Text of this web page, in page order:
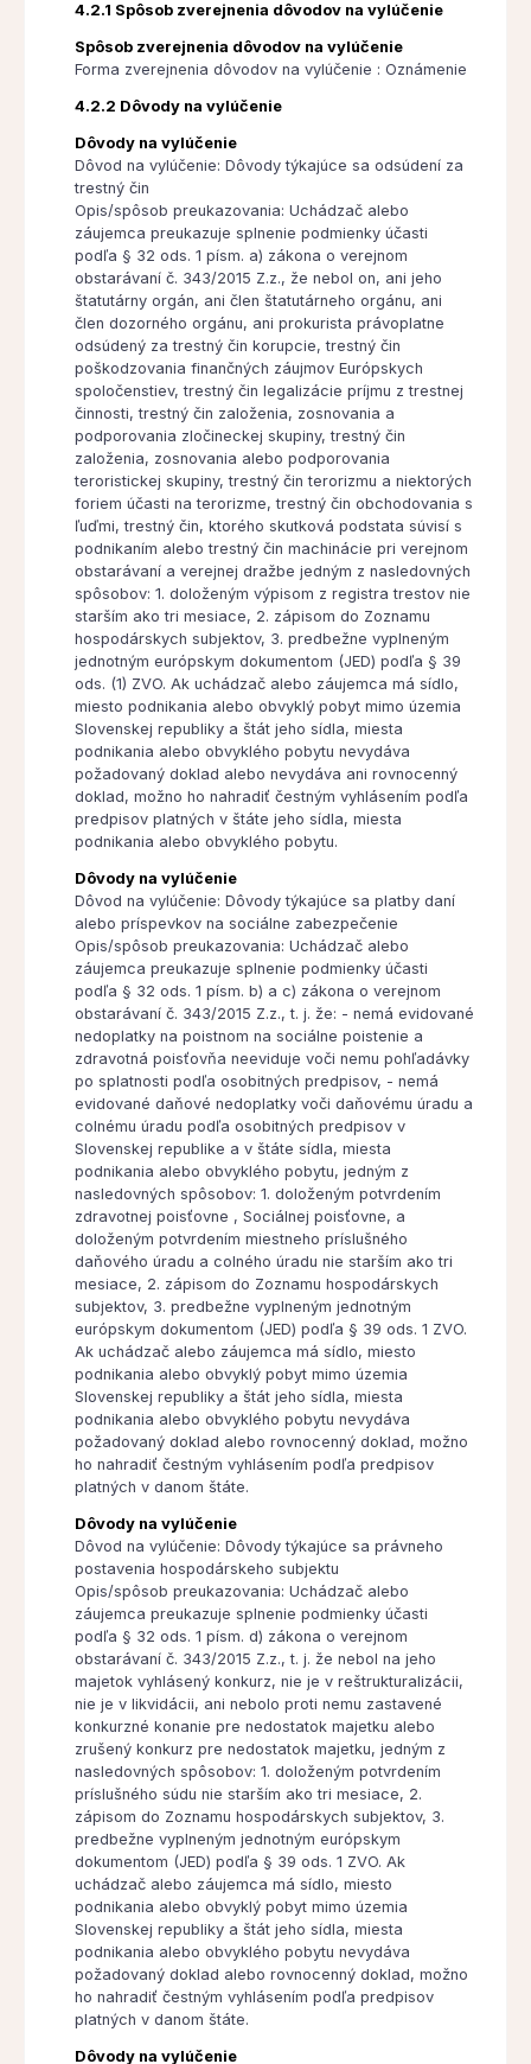
4.2.1 Spôsob zverejnenia dôvodov na vylúčenie
Spôsob zverejnenia dôvodov na vylúčenie
Forma zverejnenia dôvodov na vylúčenie : Oznámenie
4.2.2 Dôvody na vylúčenie
Dôvody na vylúčenie
Dôvod na vylúčenie: Dôvody týkajúce sa odsúdení za
trestný čin
Opis/spôsob preukazovania: Uchádzač alebo
záujemca preukazuje splnenie podmienky účasti
podľa § 32 ods. 1 písm. a) zákona o verejnom
obstarávaní č. 343/2015 Z.z., že nebol on, ani jeho
štatutárny orgán, ani člen štatutárneho orgánu, ani
člen dozorného orgánu, ani prokurista právoplatne
odsúdený za trestný čin korupcie, trestný čin
poškodzovania finančných záujmov Európskych
spoločenstiev, trestný čin legalizácie príjmu z trestnej
činnosti, trestný čin založenia, zosnovania a
podporovania zločineckej skupiny, trestný čin
založenia, zosnovania alebo podporovania
teroristickej skupiny, trestný čin terorizmu a niektorých
foriem účasti na terorizme, trestný čin obchodovania s
ľuďmi, trestný čin, ktorého skutková podstata súvisí s
podnikaním alebo trestný čin machinácie pri verejnom
obstarávaní a verejnej dražbe jedným z nasledovných
spôsobov: 1. doloženým výpisom z registra trestov nie
starším ako tri mesiace, 2. zápisom do Zoznamu
hospodárskych subjektov, 3. predbežne vyplneným
jednotným európskym dokumentom (JED) podľa § 39
ods. (1) ZVO. Ak uchádzač alebo záujemca má sídlo,
miesto podnikania alebo obvyklý pobyt mimo územia
Slovenskej republiky a štát jeho sídla, miesta
podnikania alebo obvyklého pobytu nevydáva
požadovaný doklad alebo nevydáva ani rovnocenný
doklad, možno ho nahradiť čestným vyhlásením podľa
predpisov platných v štáte jeho sídla, miesta
podnikania alebo obvyklého pobytu.
Dôvody na vylúčenie
Dôvod na vylúčenie: Dôvody týkajúce sa platby daní
alebo príspevkov na sociálne zabezpečenie
Opis/spôsob preukazovania: Uchádzač alebo
záujemca preukazuje splnenie podmienky účasti
podľa § 32 ods. 1 písm. b) a c) zákona o verejnom
obstarávaní č. 343/2015 Z.z., t. j. že: - nemá evidované
nedoplatky na poistnom na sociálne poistenie a
zdravotná poisťovňa neeviduje voči nemu pohľadávky
po splatnosti podľa osobitných predpisov, - nemá
evidované daňové nedoplatky voči daňovému úradu a
colnému úradu podľa osobitných predpisov v
Slovenskej republike a v štáte sídla, miesta
podnikania alebo obvyklého pobytu, jedným z
nasledovných spôsobov: 1. doloženým potvrdením
zdravotnej poisťovne , Sociálnej poisťovne, a
doloženým potvrdením miestneho príslušného
daňového úradu a colného úradu nie starším ako tri
mesiace, 2. zápisom do Zoznamu hospodárskych
subjektov, 3. predbežne vyplneným jednotným
európskym dokumentom (JED) podľa § 39 ods. 1 ZVO.
Ak uchádzač alebo záujemca má sídlo, miesto
podnikania alebo obvyklý pobyt mimo územia
Slovenskej republiky a štát jeho sídla, miesta
podnikania alebo obvyklého pobytu nevydáva
požadovaný doklad alebo rovnocenný doklad, možno
ho nahradiť čestným vyhlásením podľa predpisov
platných v danom štáte.
Dôvody na vylúčenie
Dôvod na vylúčenie: Dôvody týkajúce sa právneho
postavenia hospodárskeho subjektu
Opis/spôsob preukazovania: Uchádzač alebo
záujemca preukazuje splnenie podmienky účasti
podľa § 32 ods. 1 písm. d) zákona o verejnom
obstarávaní č. 343/2015 Z.z., t. j. že nebol na jeho
majetok vyhlásený konkurz, nie je v reštrukturalizácii,
nie je v likvidácii, ani nebolo proti nemu zastavené
konkurzné konanie pre nedostatok majetku alebo
zrušený konkurz pre nedostatok majetku, jedným z
nasledovných spôsobov: 1. doloženým potvrdením
príslušného súdu nie starším ako tri mesiace, 2.
zápisom do Zoznamu hospodárskych subjektov, 3.
predbežne vyplneným jednotným európskym
dokumentom (JED) podľa § 39 ods. 1 ZVO. Ak
uchádzač alebo záujemca má sídlo, miesto
podnikania alebo obvyklý pobyt mimo územia
Slovenskej republiky a štát jeho sídla, miesta
podnikania alebo obvyklého pobytu nevydáva
požadovaný doklad alebo rovnocenný doklad, možno
ho nahradiť čestným vyhlásením podľa predpisov
platných v danom štáte.
Dôvody na vylúčenie